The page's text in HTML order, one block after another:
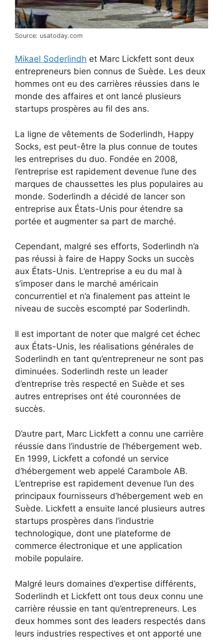
Source: usatoday.com
Mikael Soderlindh et Marc Lickfett sont deux
entrepreneurs bien connus de Suède. Les deux
hommes ont eu des carrières réussies dans le
monde des affaires et ont lancé plusieurs
startups prospères au fil des ans.
La ligne de vêtements de Soderlindh, Happy
Socks, est peut-être la plus connue de toutes
les entreprises du duo. Fondée en 2008,
l’entreprise est rapidement devenue l’une des
marques de chaussettes les plus populaires au
monde. Soderlindh a décidé de lancer son
entreprise aux États-Unis pour étendre sa
portée et augmenter sa part de marché.
Cependant, malgré ses efforts, Soderlindh n’a
pas réussi à faire de Happy Socks un succès
aux États-Unis. L’entreprise a eu du mal à
s’imposer dans le marché américain
concurrentiel et n’a finalement pas atteint le
niveau de succès escompté par Soderlindh.
Il est important de noter que malgré cet échec
aux États-Unis, les réalisations générales de
Soderlindh en tant qu’entrepreneur ne sont pas
diminuées. Soderlindh reste un leader
d’entreprise très respecté en Suède et ses
autres entreprises ont été couronnées de
succès.
D’autre part, Marc Lickfett a connu une carrière
réussie dans l’industrie de l’hébergement web.
En 1999, Lickfett a cofondé un service
d’hébergement web appelé Carambole AB.
L’entreprise est rapidement devenue l’un des
principaux fournisseurs d’hébergement web en
Suède. Lickfett a ensuite lancé plusieurs autres
startups prospères dans l’industrie
technologique, dont une plateforme de
commerce électronique et une application
mobile populaire.
Malgré leurs domaines d’expertise différents,
Soderlindh et Lickfett ont tous deux connu une
carrière réussie en tant qu’entrepreneurs. Les
deux hommes sont des leaders respectés dans
leurs industries respectives et ont apporté une